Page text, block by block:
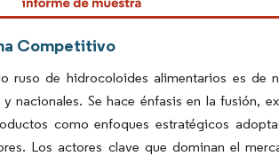
Competitivo
ruso de hidrocoloides alimentarios es de
y nacionales. Se hace énfasis en la fusión,
como enfoques estratégicos
Los actores clave que dominan el